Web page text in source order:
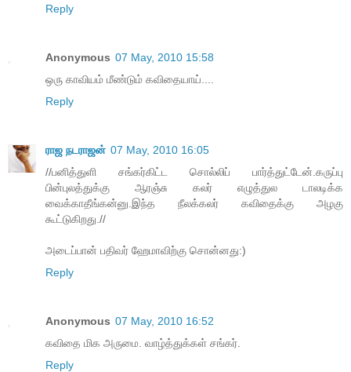
Reply
Anonymous 07 May, 2010 15:58
ஒரு காவியம் மீண்டும் கவிதையாய்....
Reply
ராஜ நடராஜன் 07 May, 2010 16:05
//பனித்துளி சங்கர்கிட்ட சொல்லிப் பார்த்துட்டேன்.கருப்பு
பின்புலத்துக்கு ஆரஞ்சு கலர் எழுத்துல டாலடிக்க
வைக்காதீங்கன்னு.இந்த நீலக்கலர் கவிதைக்கு அழகு
கூட்டுகிறது.//
அடைப்பான் பதிவர் ஹேமாவிற்கு சொன்னது:)
Reply
Anonymous 07 May, 2010 16:52
கவிதை மிக அருமை. வாழ்த்துக்கள் சங்கர்.
Reply